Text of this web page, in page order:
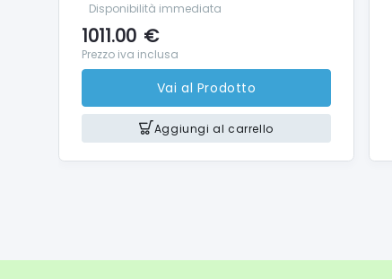
Disponibilità immediata
1011.00 €
Prezzo iva inclusa
Vai al Prodotto
Aggiungi al carrello